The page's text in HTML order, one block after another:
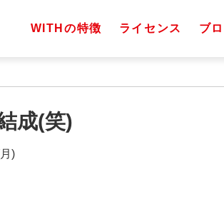
WITHの特徴 ライセンス ブ
成(笑)
)